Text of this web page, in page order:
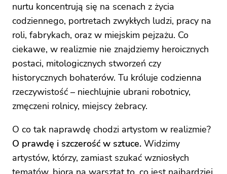
nurtu koncentrują się na scenach z życia
codziennego, portretach zwykłych ludzi, pracy na
roli, fabrykach, oraz w miejskim pejzażu. Co
ciekawe, w realizmie nie znajdziemy heroicznych
postaci, mitologicznych stworzeń czy
historycznych bohaterów. Tu króluje codzienna
rzeczywistość – niechlujnie ubrani robotnicy,
zmęczeni rolnicy, miejscy żebracy.
O co tak naprawdę chodzi artystom w realizmie?
O prawdę i szczerość w sztuce. Widzimy
artystów, którzy, zamiast szukać wzniosłych